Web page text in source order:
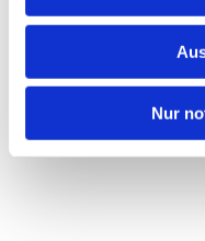
Nur